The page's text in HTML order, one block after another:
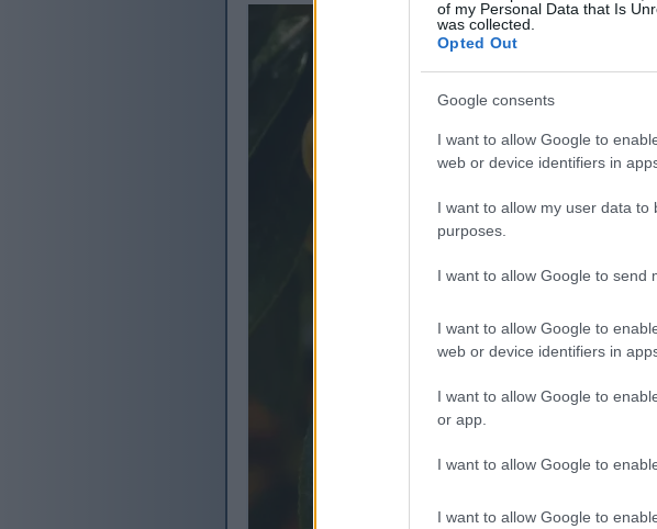
of my Personal Data that Is
was collected.
Opted Out
Google consents
I want to allow Google to
web or device identifiers in
I want to allow my user data
purposes.
I want to allow Google to send
I want to allow Google to
web or device identifiers in
I want to allow Google to
or app.
I want to allow Google to
I want to allow Google to